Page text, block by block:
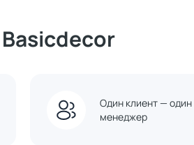
Один клиент — один
менеджер